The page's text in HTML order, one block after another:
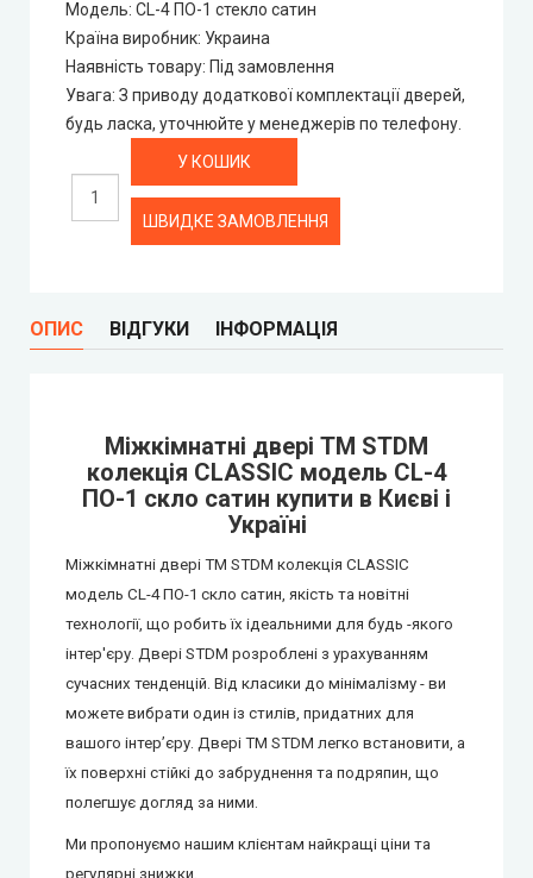
Portalino Doors (Порталіно)
Rezult
CITY (Сіті фарбовані двері)
Free Style doors (Фрі Стайл під фарбування)
Danapris Doors (Данапріс Дорс)
Europe Doors
City Line
City Line Express
Syndicate Doors (Сіндікат Дорс)
STDM
Gorgania (Горганія)
Verto (Верто)
Модель: СL-4 ПО-1 стекло сатин
Країна виробник: Украина
Наявність товару: Під замовлення
Увага: З приводу додаткової комплектації дверей,
будь ласка, уточнюйте у менеджерів по телефону.
ШВИДКЕ ЗАМОВЛЕННЯ
ОПИС ВІДГУКИ ІНФОРМАЦІЯ
Міжкімнатні двері ТМ STDM
колекція CLASSIC модель СL-4
ПО-1 скло сатин купити в Києві і
Україні
Міжкімнатні двері ТМ STDM колекція CLASSIC
модель СL-4 ПО-1 скло сатин, якість та новітні
технології, що робить їх ідеальними для будь -якого
інтер'єру. Двері STDM розроблені з урахуванням
сучасних тенденцій. Від класики до мінімалізму - ви
можете вибрати один із стилів, придатних для
вашого інтер’єру. Двері TM STDM легко встановити, а
їх поверхні стійкі до забруднення та подряпин, що
полегшує догляд за ними.
Ми пропонуємо нашим клієнтам найкращі ціни та
регулярні знижки.